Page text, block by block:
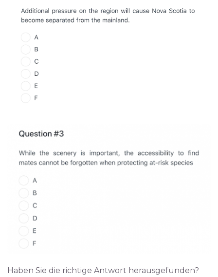
Haben Sie die richtige Antwort herausgefunden?